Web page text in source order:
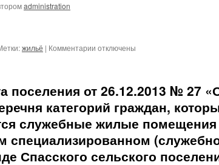
administration
жильё | Комментарии к
поселения
26.12.2013
№
«Об
утверждении
отключены
поселения от 26.12.2013 № 27
категорий граждан,
служебные жилые помещения
специализированном
Спасского сельского